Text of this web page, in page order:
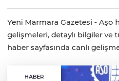
Yeni Marmara Gazetesi - Aşo
gelişmeleri, detaylı bilgiler ve
haber sayfasında canlı
HABER